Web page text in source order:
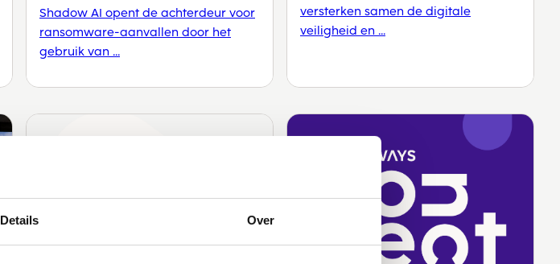
Details Over
Shadow AI opent de achterdeur voor
ransomware-aanvallen door het
gebruik van ...
versterken samen de digitale
veiligheid en ...